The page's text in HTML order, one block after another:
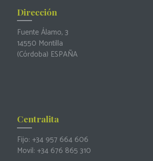
Dirección
Fuente Álamo, 3
14550 Montilla
(Córdoba) ESPAÑA
Centralita
Fijo: +34 957 664 606
Movil: +34 676 865 310